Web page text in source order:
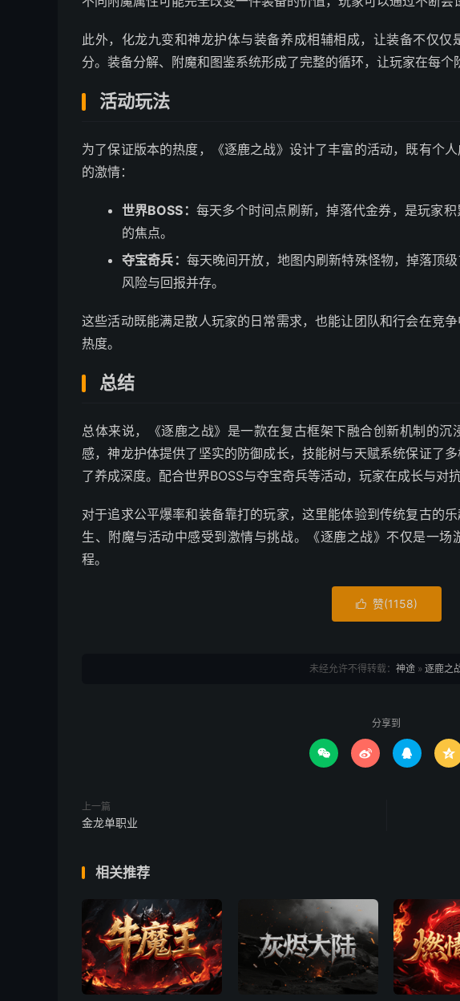
此外，化龙九变和神龙护体与装备养成相辅相成，让装备不仅
分。装备分解、附魔和图鉴系统形成了完整的循环，让玩家在每个
活动玩法
为了保证版本的热度，《逐鹿之战》设计了丰富的活动，既有个
的激情：
世界BOSS： 每天多个时间点刷新，掉落代金券，是玩家
的焦点。
夺宝奇兵： 每天晚间开放，地图内刷新特殊怪物，掉落顶
风险与回报并存。
这些活动既能满足散人玩家的日常需求，也能让团队和行会在竞
热度。
总结
总体来说，《逐鹿之战》是一款在复古框架下融合创新机制的
感，神龙护体提供了坚实的防御成长，技能树与天赋系统保证了
了养成深度。配合世界BOSS与夺宝奇兵等活动，玩家在成长与对
对于追求公平爆率和装备靠打的玩家，这里能体验到传统复古的
生、附魔与活动中感受到激情与挑战。《逐鹿之战》不仅是一
程。
 赞(1158)
未经允许不得转载： 神途 » 逐鹿之
分享到
   
上一篇
金龙单职业
相关推荐